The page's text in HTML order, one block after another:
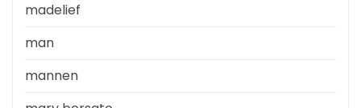
madelief
man
mannen